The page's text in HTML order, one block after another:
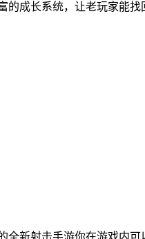
成长系统，让老玩家能找